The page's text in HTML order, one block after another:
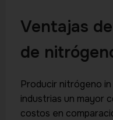
Ventajas
de
Producir nitrógeno
industrias un mayor
costos en